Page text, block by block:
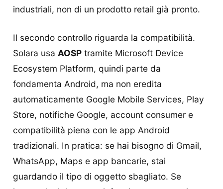
industriali, non di un prodotto retail già pronto.
Il secondo controllo riguarda la compatibilità.
Solara usa AOSP tramite Microsoft Device
Ecosystem Platform, quindi parte da
fondamenta Android, ma non eredita
automaticamente Google Mobile Services, Play
Store, notifiche Google, account consumer e
compatibilità piena con le app Android
tradizionali. In pratica: se hai bisogno di Gmail,
WhatsApp, Maps e app bancarie, stai
guardando il tipo di oggetto sbagliato. Se